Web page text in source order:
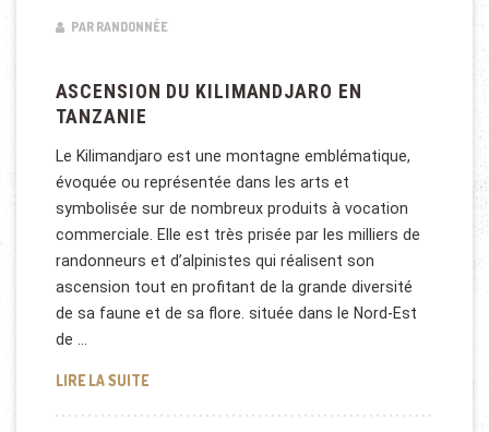
PAR RANDONNÉE
ASCENSION DU KILIMANDJARO EN
TANZANIE
Le Kilimandjaro est une montagne emblématique,
évoquée ou représentée dans les arts et
symbolisée sur de nombreux produits à vocation
commerciale. Elle est très prisée par les milliers de
randonneurs et d’alpinistes qui réalisent son
ascension tout en profitant de la grande diversité
de sa faune et de sa flore. située dans le Nord-Est
de …
LIRE LA SUITEASCENSION DU KILIMANDJARO EN TANZANIE